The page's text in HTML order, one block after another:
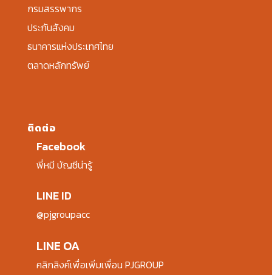
กรมสรรพากร
ประกันสังคม
ธนาคารแห่งประเทศไทย
ตลาดหลักทรัพย์
ติดต่อ
Facebook
พี่หมี บัญชีน่ารู้
LINE ID
@pjgroupacc
LINE OA
คลิกลิงค์เพื่อเพิ่มเพื่อน PJGROUP